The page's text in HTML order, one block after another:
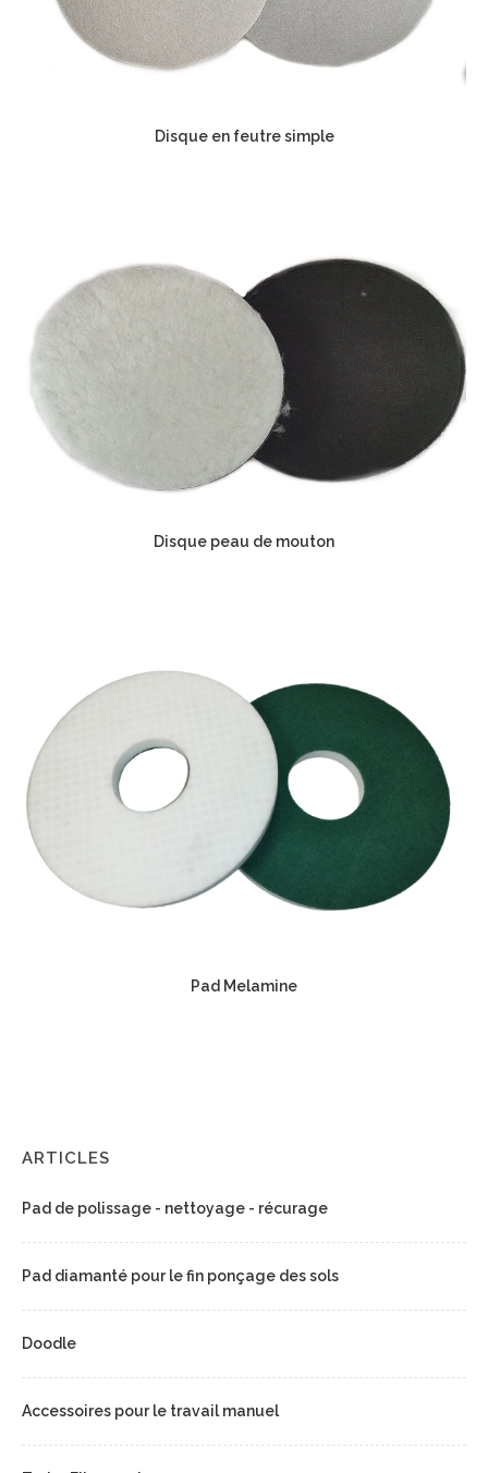
Disque en feutre simple
Disque peau de mouton
Pad Melamine
ARTICLES
Pad de polissage - nettoyage - récurage
Pad diamanté pour le fin ponçage des sols
Doodle
Accessoires pour le travail manuel